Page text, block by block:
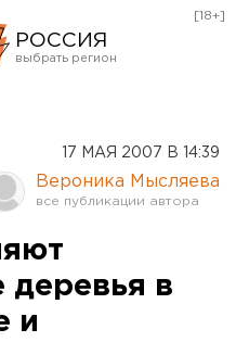
РОССИЯ
Оренбург
[18+]
17 МАЯ 2007 В 14:39
Вероника Мысляева
деревья в
и